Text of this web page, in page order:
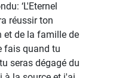
‘L'Eternel
réussir ton
et de la famille de
fais quand tu
seras dégagé du